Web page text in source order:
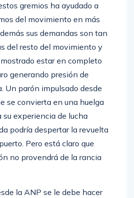
gremios ha ayudado a
del movimiento en más
sus demandas son tan
del resto del movimiento y
estar en completo
generando presión de
Un parón impulsado desde
se convierta en una huelga
su experiencia de lucha
podría despertar la revuelta
Pero está claro que
no provendrá de la rancia
la ANP se le debe hacer